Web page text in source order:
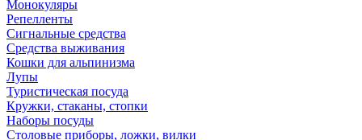
Монокуляры
Репелленты
Сигнальные средства
Средства выживания
Кошки для альпинизма
Лупы
Туристическая посуда
Кружки, стаканы, стопки
Наборы посуды
Столовые приборы, ложки, вилки